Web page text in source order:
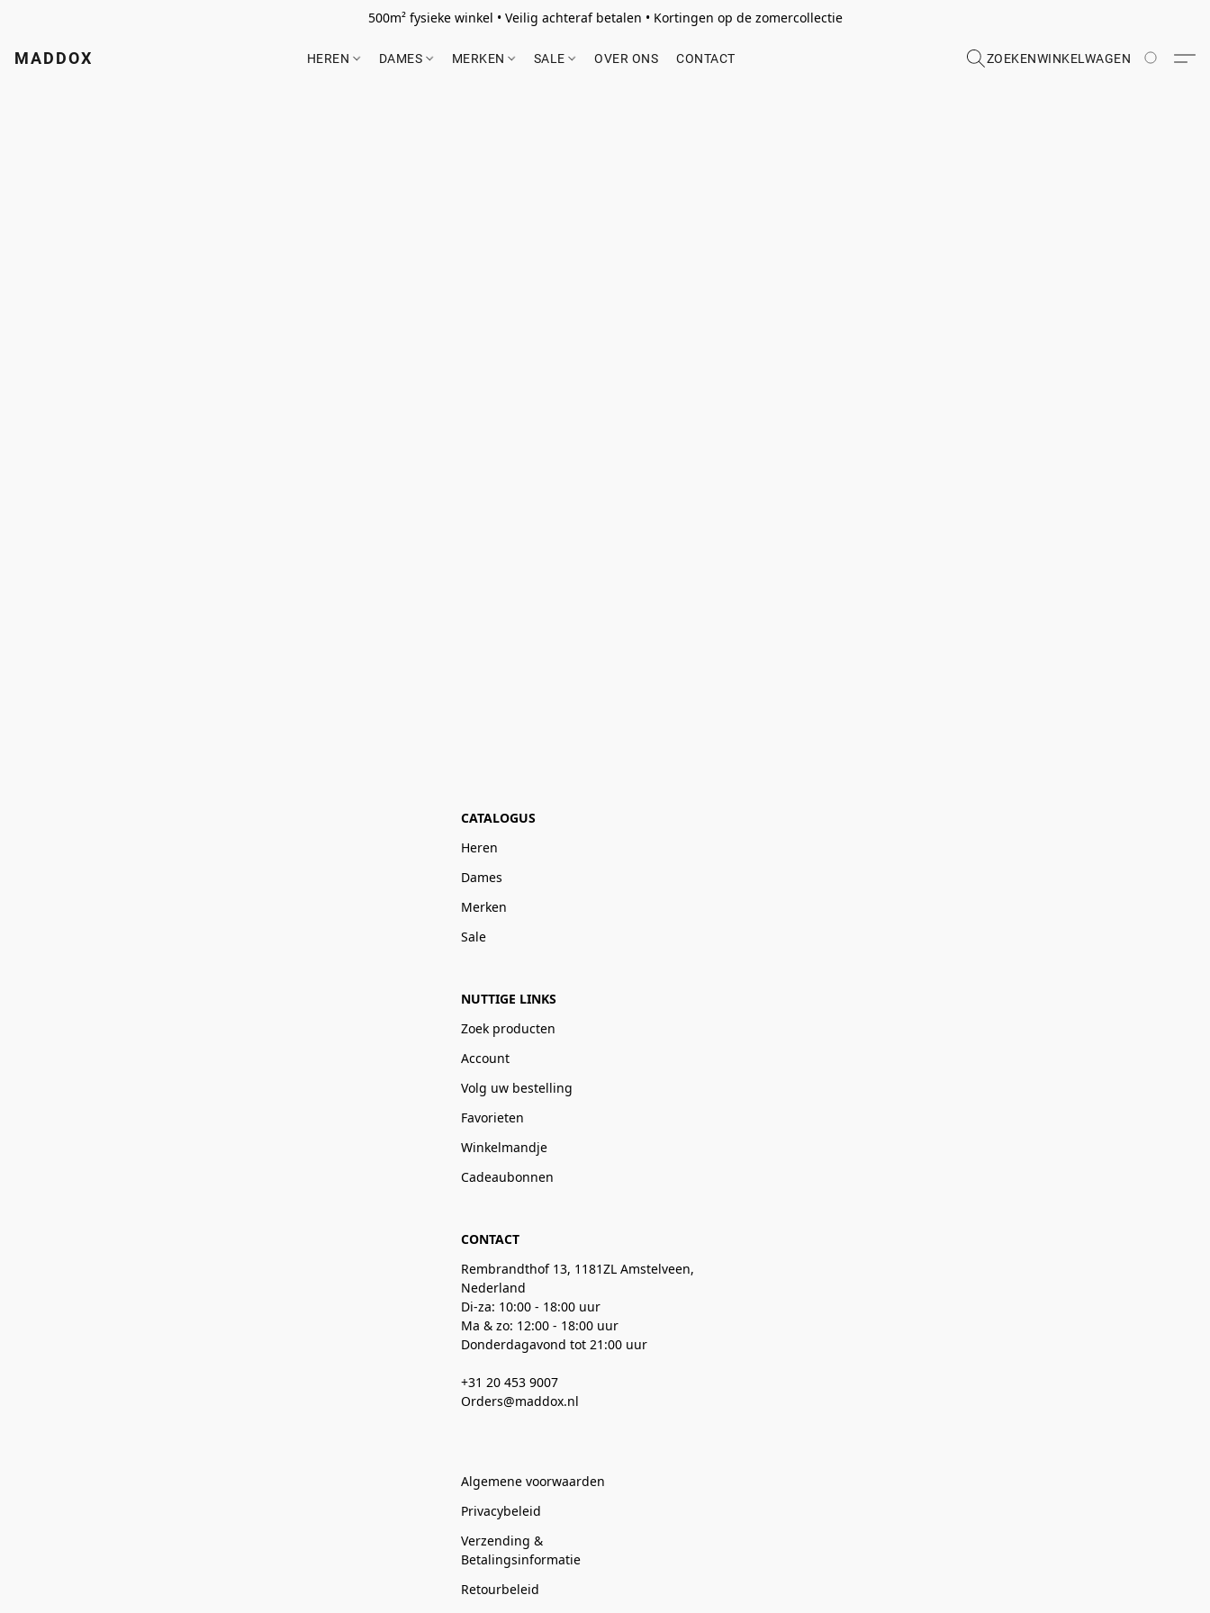
500m² fysieke winkel • Veilig achteraf betalen • Kortingen op de zomercollectie
MADDOX HEREN DAMES MERKEN SALE OVER ONS CONTACT ZOEKENWINKELWAGEN
CATALOGUS
Heren
Dames
Merken
Sale
NUTTIGE LINKS
Zoek producten
Account
Volg uw bestelling
Favorieten
Winkelmandje
Cadeaubonnen
CONTACT
Rembrandthof 13, 1181ZL Amstelveen,
Nederland
Di-za: 10:00 - 18:00 uur
Ma & zo: 12:00 - 18:00 uur
Donderdagavond tot 21:00 uur
+31 20 453 9007
Orders@maddox.nl
Algemene voorwaarden
Privacybeleid
Verzending &
Betalingsinformatie
Retourbeleid